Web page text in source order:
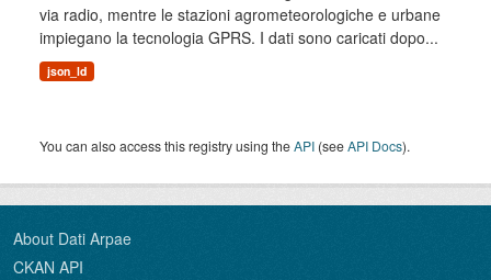
via radio, mentre le stazioni agrometeorologiche e urbane
impiegano la tecnologia GPRS. I dati sono caricati dopo...
json_ld
You can also access this registry using theAPI (seeAPI Docs).
About Dati Arpae
CKAN API